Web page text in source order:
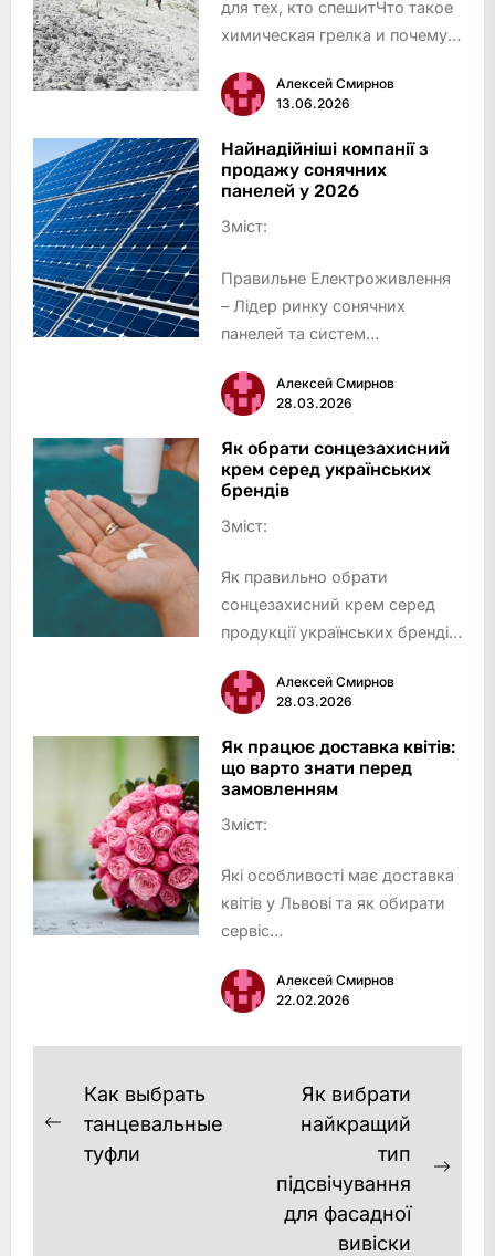
для тех, кто спешитЧто такое
химическая грелка и почему
от японских кайро до
украинских кармановКогда
стоит использовать грелки
для тела: главные
сценарииАктивный…
Алексей Смирнов
13.06.2026
Найнадійніші компанії з
продажу сонячних
панелей у 2026
Зміст:
Правильне Електроживлення
– Лідер ринку сонячних
панелей та систем
електропостачання
Solar Power Market – Надійний
постачальник інноваційних
рішень
Eco Solar Pro – Експерти з
комплексної автоматики т…
Алексей Смирнов
28.03.2026
Як обрати сонцезахисний
крем серед українських
брендів
Зміст:
Як правильно обрати
сонцезахисний крем серед
продукції українських брендів
українських брендів
сонцезахисних кремів
Hillary Cosmetics – стандарт
якісного SPF і натуральна
косметика Хіларі
O’Her…
Алексей Смирнов
28.03.2026
Як працює доставка квітів:
що варто знати перед
замовленням
Зміст:
Які особливості має доставка
квітів у Львові та як обирати
сервіс
онлайн-замовлення та
доставки букетів
Збірка та оформлення
замовл…
Алексей Смирнов
22.02.2026
Навигация
по
записям
Previous
post:
Как выбрать
танцевальные
туфли
Як вибрати
найкращий
тип
підсвічування
для фасадної
вивіски